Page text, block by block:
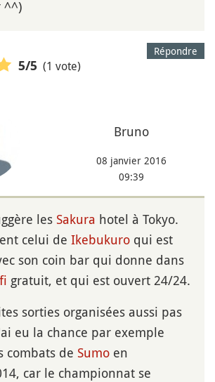
^^)
Répondre
5/5 (1 vote)
Bruno
08 janvier 2016
09:39
les Sakura hotel à Tokyo.
celui de Ikebukuro qui est
son coin bar qui donne dans
gratuit, et qui est ouvert 24/24.
sorties organisées aussi pas
eu la chance par exemple
combats de Sumo en
car le championnat se